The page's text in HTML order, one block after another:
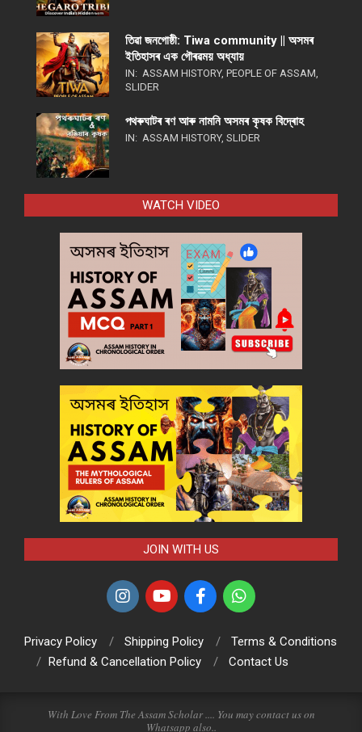
তিৱা জনগোষ্ঠী: Tiwa community || অসমৰ
ইতিহাসৰ এক গৌৰৱময় অধ্যায়
IN: ASSAM HISTORY, PEOPLE OF ASSAM
SLIDER
পথ​ৰুঘাট​ৰ ৰণ আৰু নামনি অসম​ৰ কৃষক বিদ্ৰোহ​
IN: ASSAM HISTORY, SLIDER
WATCH VIDEO
JOIN WITH US
Privacy Policy Shipping Policy
Terms & Conditions
Refund & Cancellation Policy
Contact Us
With Love From The Assam Scholar .... You may contact us on
Whatsapp also..